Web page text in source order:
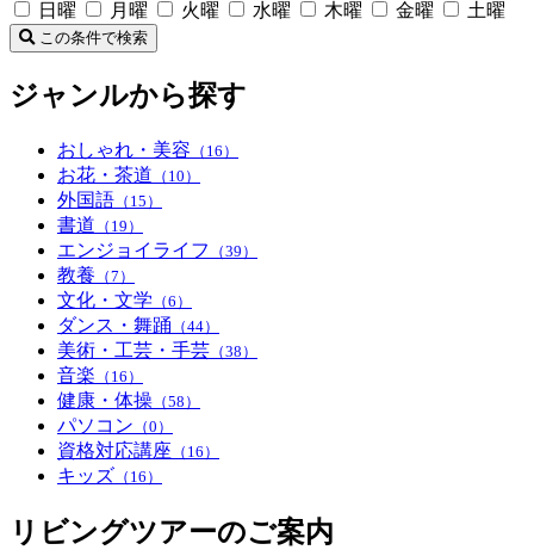
日曜
月曜 火曜 水曜 木曜 金曜 土曜
この条件で検索
ジャンルから探す
おしゃれ・美容 （16）
お花・茶道 （10）
外国語 （15）
書道 （19）
エンジョイライフ （39）
教養 （7）
文化・文学 （6）
ダンス・舞踊 （44）
美術・工芸・手芸 （38）
音楽 （16）
健康・体操 （58）
パソコン （0）
資格対応講座 （16）
キッズ （16）
リビングツアーのご案内